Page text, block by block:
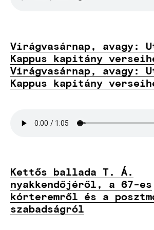
Virágvasárnap, avagy:
Kappus kapitány
Virágvasárnap, avagy:
Kappus kapitány
Kettős ballada T. Á.
nyakkendőjéről, a 67-es
kórteremről és a
szabadságról